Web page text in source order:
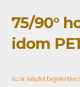
75/90°
idom
Az ár, készlet